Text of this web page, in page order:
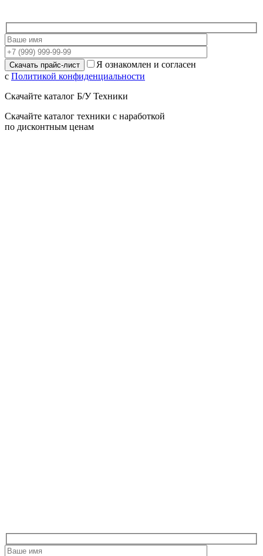
Я ознакомлен и согласен
с Политикой конфиденциальности
Скачайте каталог Б/У Техники
Скачайте каталог техники с наработкой
по дисконтным ценам